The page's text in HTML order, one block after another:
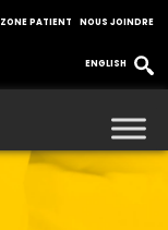
ZONE PATIENT NOUS JOINDRE
ENGLISH